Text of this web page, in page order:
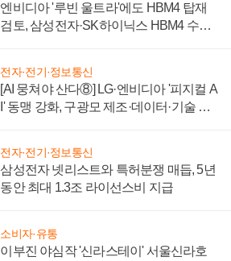
엔비디아 '루빈 울트라'에도 HBM4 탑재
검토, 삼성전자·SK하이닉스 HBM4 수율
전자·전기·정보통신
[AI 뭉쳐야 산다⑧] LG·엔비디아 '피지컬 A
I' 동맹 강화, 구광모 제조·데이터·기술 결
전자·전기·정보통신
삼성전자 넷리스트와 특허분쟁 매듭, 5년
동안 최대 1.3조 라이선스비 지급
소비자·유통
이부진 야심작 '신라스테이' 서울신라호